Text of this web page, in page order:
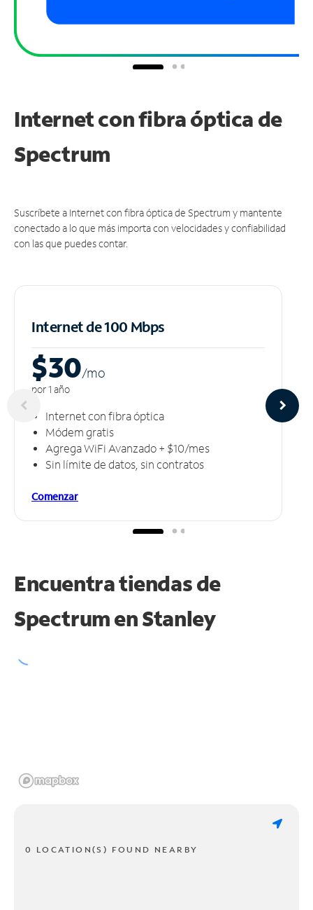
Internet con fibra óptica de
Spectrum
Suscríbete a Internet con fibra óptica de Spectrum y mantente
conectado a lo que más importa con velocidades y confiabilidad
con las que puedes contar.
Internet de 100 Mbps
$30/mo
por 1 año
Internet con fibra óptica
Módem gratis
Agrega WiFi Avanzado + $10/mes
Sin límite de datos, sin contratos
Comenzar
Encuentra tiendas de
Spectrum enStanley
0 LOCATION(S) FOUND NEARBY